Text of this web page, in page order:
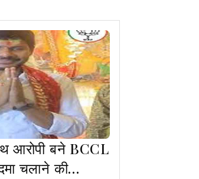
आरोपी बने BCCL
चलाने की